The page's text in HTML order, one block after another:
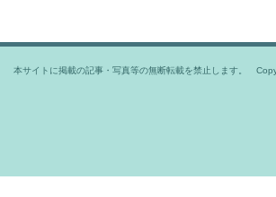
本サイトに掲載の記事・写真等の無断転載を禁止します。